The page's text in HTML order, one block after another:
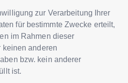
zur Verarbeitung Ihrer
für bestimmte Zwecke erteilt,
im Rahmen dieser
anderen
bzw. kein anderer
ist.